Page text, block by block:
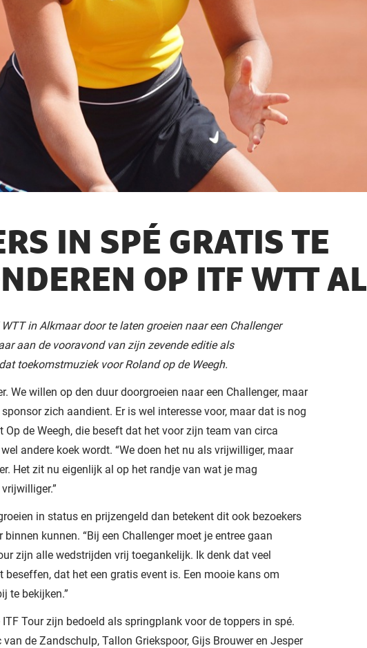
IN SPÉ GRATIS TE
OP ITF WTT
in Alkmaar door te laten groeien naar een Challenger
aan de vooravond van zijn zevende editie als
toekomstmuziek voor Roland op de Weegh.
We willen op den duur doorgroeien naar een Challenger, maar
zich aandient. Er is wel interesse voor, maar dat is nog
Op de Weegh, die beseft dat het voor zijn team van circa
andere koek wordt. “We doen het nu als vrijwilliger, maar
Het zit nu eigenlijk al op het randje van wat je mag
in status en prijzengeld dan betekent dit ook bezoekers
kunnen. “Bij een Challenger moet je entree gaan
zijn alle wedstrijden vrij toegankelijk. Ik denk dat veel
beseffen, dat het een gratis event is. Een mooie kans om
te bekijken.”
Tour zijn bedoeld als springplank voor de toppers in spé.
de Zandschulp, Tallon Griekspoor, Gijs Brouwer en Jesper